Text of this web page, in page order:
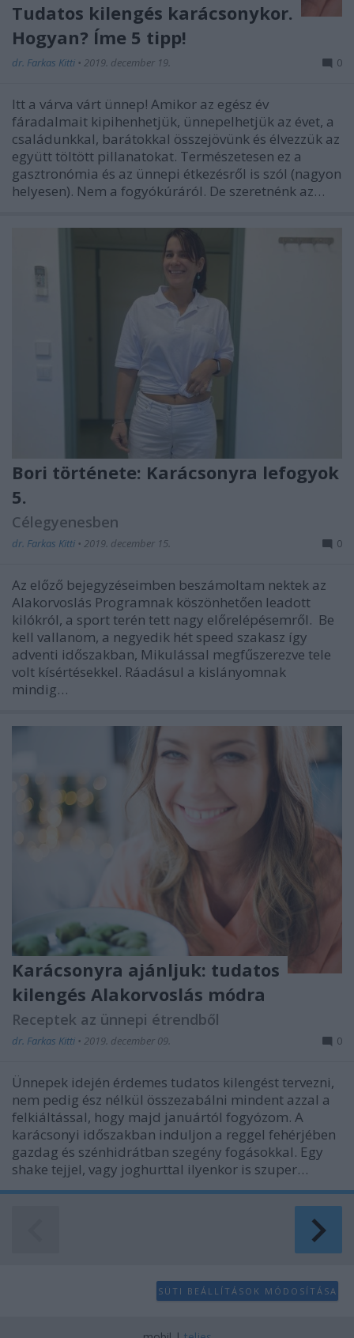
Tudatos kilengés karácsonykor.
Hogyan? Íme 5 tipp!
dr. Farkas Kitti • 2019. december 19. 0
Itt a várva várt ünnep! Amikor az egész év
fáradalmait kipihenhetjük, ünnepelhetjük az évet, a
családunkkal, barátokkal összejövünk és élvezzük az
együtt töltött pillanatokat. Természetesen ez a
gasztronómia és az ünnepi étkezésről is szól (nagyon
helyesen). Nem a fogyókúráról. De szeretnénk az…
Bori története: Karácsonyra lefogyok
5.
Célegyenesben
dr. Farkas Kitti • 2019. december 15. 0
Az előző bejegyzéseimben beszámoltam nektek az
Alakorvoslás Programnak köszönhetően leadott
kilókról, a sport terén tett nagy előrelépésemről. Be
kell vallanom, a negyedik hét speed szakasz így
adventi időszakban, Mikulással megfűszerezve tele
volt kísértésekkel. Ráadásul a kislányomnak
mindig…
Karácsonyra ajánljuk: tudatos
kilengés Alakorvoslás módra
Receptek az ünnepi étrendből
dr. Farkas Kitti • 2019. december 09. 0
Ünnepek idején érdemes tudatos kilengést tervezni,
nem pedig ész nélkül összezabálni mindent azzal a
felkiáltással, hogy majd januártól fogyózom. A
karácsonyi időszakban induljon a reggel fehérjében
gazdag és szénhidrátban szegény fogásokkal. Egy
shake tejjel, vagy joghurttal ilyenkor is szuper…
SÜTI BEÁLLÍTÁSOK MÓDOSÍTÁSA